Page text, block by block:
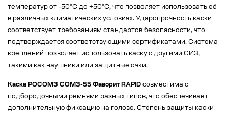
температур от -50°C до +50°C, что позволяет использовать её
в различных климатических условиях. Ударопрочность каски
соответствует требованиям стандартов безопасности, что
подтверждается соответствующими сертификатами. Система
креплений позволяет использовать каску с другими СИЗ,
такими как наушники или защитные очки.
Каска РОСОМЗ СОМЗ-55 Фаворит RAPID совместима с
подбородочными ремнями разных типов, что обеспечивает
дополнительную фиксацию на голове. Степень защиты каски